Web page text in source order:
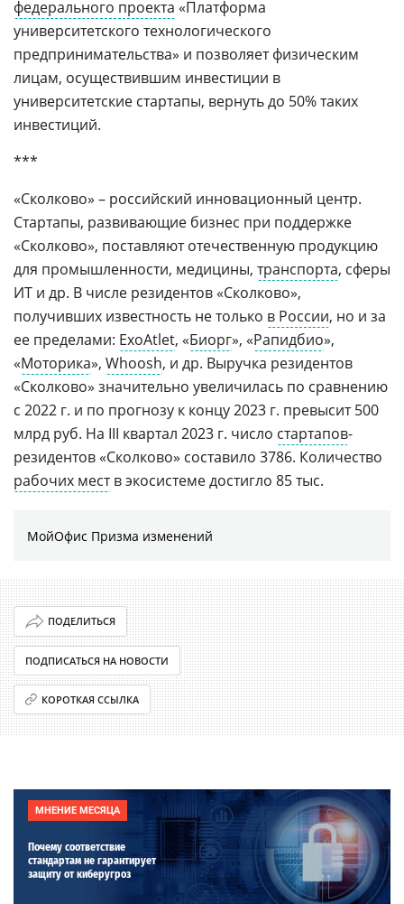
федерального проекта «Платформа
университетского технологического
предпринимательства» и позволяет физическим
лицам, осуществившим инвестиции в
университетские стартапы, вернуть до 50% таких
инвестиций.
***
«Сколково» – российский инновационный центр.
Стартапы, развивающие бизнес при поддержке
«Сколково», поставляют отечественную продукцию
для промышленности, медицины, транспорта, сферы
ИТ и др. В числе резидентов «Сколково»,
получивших известность не только в России, но и за
ее пределами: ExoAtlet, «Биорг», «Рапидбио»,
«Моторика», Whoosh, и др. Выручка резидентов
«Сколково» значительно увеличилась по сравнению
с 2022 г. и по прогнозу к концу 2023 г. превысит 500
млрд руб. На III квартал 2023 г. число стартапов-
резидентов «Сколково» составило 3786. Количество
рабочих меств экосистеме достигло 85 тыс.
МойОфис Призма изменений
ПОДЕЛИТЬСЯ
ПОДПИСАТЬСЯ НА НОВОСТИ
КОРОТКАЯ ССЫЛКА
МНЕНИЕ МЕСЯЦА
Почему соответствие
стандартам не гарантирует
защиту от киберугроз